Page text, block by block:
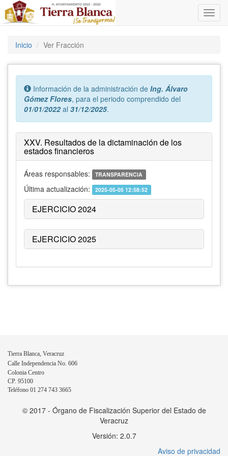
Inicio Ver Fracción
Error:
Información de la administración de Ing. Álvaro
Gómez Flores, para el periodo comprendido del
01/01/2022al 31/12/2025.
XXV. Resultados de la dictaminación de los
estados financieros
Áreas responsables: TRANSPARENCIA
Última actualización: 2025-05-05 12:58:52
EJERCICIO 2024
EJERCICIO 2025
Tierra Blanca, Veracruz
Calle Independencia No. 606
Colonia Centro
CP. 95100
Teléfono 01 274 743 3665
© 2017 - Órgano de Fiscalización Superior del Estado de
Veracruz
Versión: 2.0.7
Aviso de privacidad